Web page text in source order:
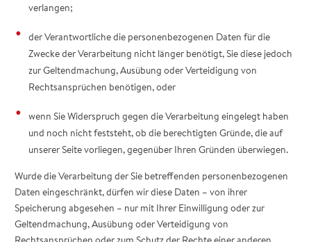
verlangen;
der Verantwortliche die personenbezogenen Daten für die
Zwecke der Verarbeitung nicht länger benötigt, Sie diese jedoch
zur Geltendmachung, Ausübung oder Verteidigung von
Rechtsansprüchen benötigen, oder
wenn Sie Widerspruch gegen die Verarbeitung eingelegt haben
und noch nicht feststeht, ob die berechtigten Gründe, die auf
unserer Seite vorliegen, gegenüber Ihren Gründen überwiegen.
Wurde die Verarbeitung der Sie betreffenden personenbezogenen
Daten eingeschränkt, dürfen wir diese Daten – von ihrer
Speicherung abgesehen – nur mit Ihrer Einwilligung oder zur
Geltendmachung, Ausübung oder Verteidigung von